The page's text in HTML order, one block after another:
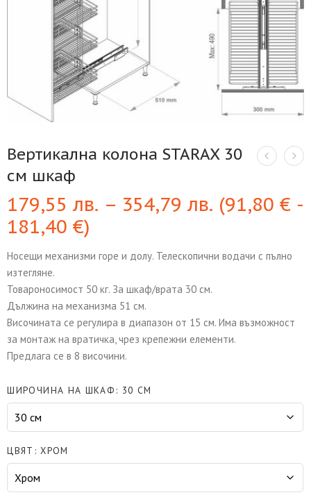
Вертикална колона STARAX 30
см шкаф
179,55лв. – 354,79лв. (91,80€ -
181,40€)
Носещи механизми горе и долу. Телескопични водачи с пълно
изтегляне.
Товароносимост 50 кг. За шкаф/врата 30 см.
Дължина на механизма 51 см.
Височината се регулира в диапазон от 15 см. Има възможност
за монтаж на вратичка, чрез крепежни елементи.
Предлага се в 8 височини.
ШИРОЧИНА НА ШКАФ 30 СМ
ЦВЯТ ХРОМ